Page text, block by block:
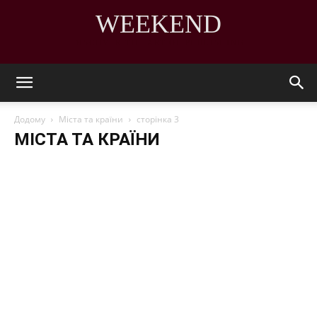
WEEKEND
Додому Міста та країни сторінка 3
МІСТА ТА КРАЇНИ